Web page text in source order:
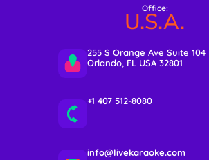
Office:
U.S.A.
255 S Orange Ave Suite 104
Orlando, FL USA 32801
+1 407 512-8080
info@livekaraoke.com